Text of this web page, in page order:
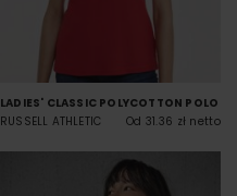
LADIES' CLASSIC POLYCOTTON POLO
RUSSELL ATHLETIC
Od 31.36 zł netto